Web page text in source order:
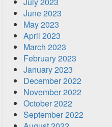
June 2023
May 2023
April 2023
March 2023
February 2023
January 2023
December 2022
November 2022
October 2022
September 2022